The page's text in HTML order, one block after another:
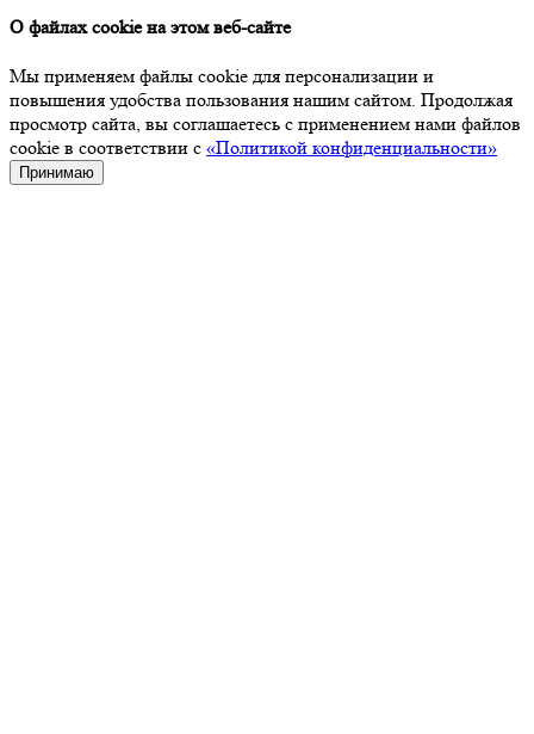
О файлах cookie на этом веб-сайте
Мы применяем файлы cookie для персонализации и
повышения удобства пользования нашим сайтом. Продолжая
просмотр сайта, вы соглашаетесь с применением нами файлов
cookie в соответствии с «Политикой конфиденциальности»
Принимаю